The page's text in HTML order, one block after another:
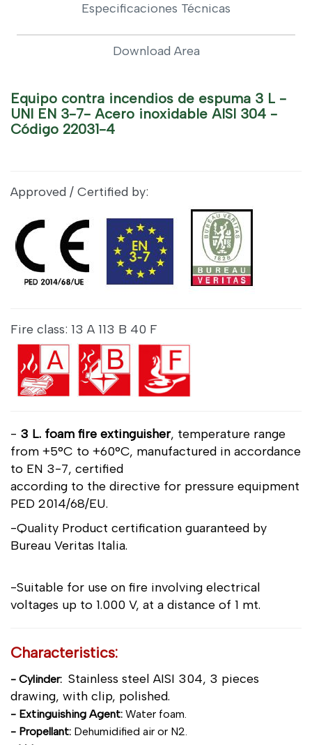
Especificaciones Técnicas
Download Area
Equipo contra incendios de espuma 3 L -
UNI EN 3-7- Acero inoxidable AISI 304 -
Código 22031-4
Approved / Certified by:
Fire class: 13 A 113 B 40 F
- 3 L. foam fire extinguisher, temperature range
from +5°C to +60°C, manufactured in accordance
to EN 3-7, certified
according to the directive for pressure equipment
PED 2014/68/EU.
-Quality Product certification guaranteed by
Bureau Veritas Italia.
-Suitable for use on fire involving electrical
voltages up to 1.000 V, at a distance of 1 mt.
Characteristics:
- Cylinder: Stainless steel AISI 304, 3 pieces
drawing, with clip, polished.
- Extinguishing Agent: Water foam.
- Propellant: Dehumidified air or N2.